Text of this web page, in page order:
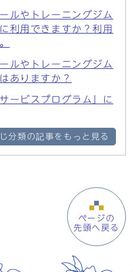
ルやトレーニングジム
利用できますか？利用
ルやトレーニングジム
ありますか？
ービスプログラム」に
分類の記事をもっと見る
ページの
先頭へ戻る